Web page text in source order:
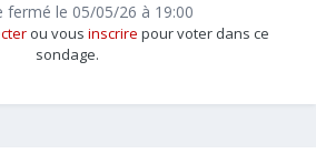
ou vous inscrire pour voter dans ce
sondage.
fermé le 05/05/26 à 19:00